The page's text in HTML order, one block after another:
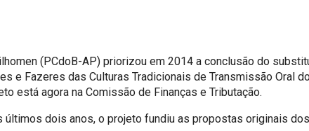
(PCdoB-AP) priorizou em 2014 a conclusão do
e Fazeres das Culturas Tradicionais de Transmissão Oral
está agora na Comissão de Finanças e Tributação.
dois anos, o projeto fundiu as propostas originais